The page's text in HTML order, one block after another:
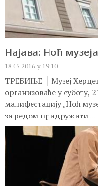
Најава: Ноћ
18.05.2016. у 19:10
ТРЕБИЊЕ │ Музеј
организоваће у суботу,
манифестацију „Ноћ
за редом придружити ...